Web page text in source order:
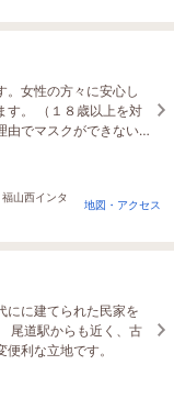
。女性の方々に安心し
す。 （１８歳以上を対
由でマスクができない
していただいており
山西インタ
地図・アクセス
にに建てられた民家を
尾道駅からも近く、古
利な立地です。